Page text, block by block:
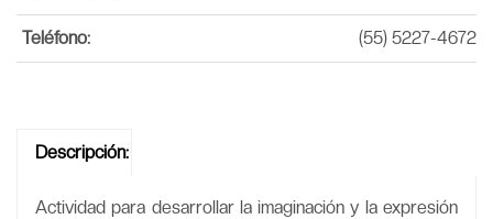
Teléfono: (55) 5227-4672
Descripción:
Actividad para desarrollar la imaginación y la expresión